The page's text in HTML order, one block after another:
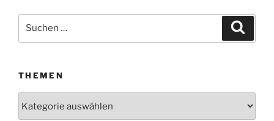
THEMEN